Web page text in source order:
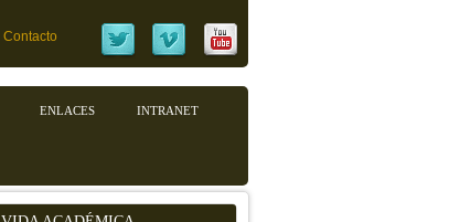
Contacto
ENLACES INTRANET